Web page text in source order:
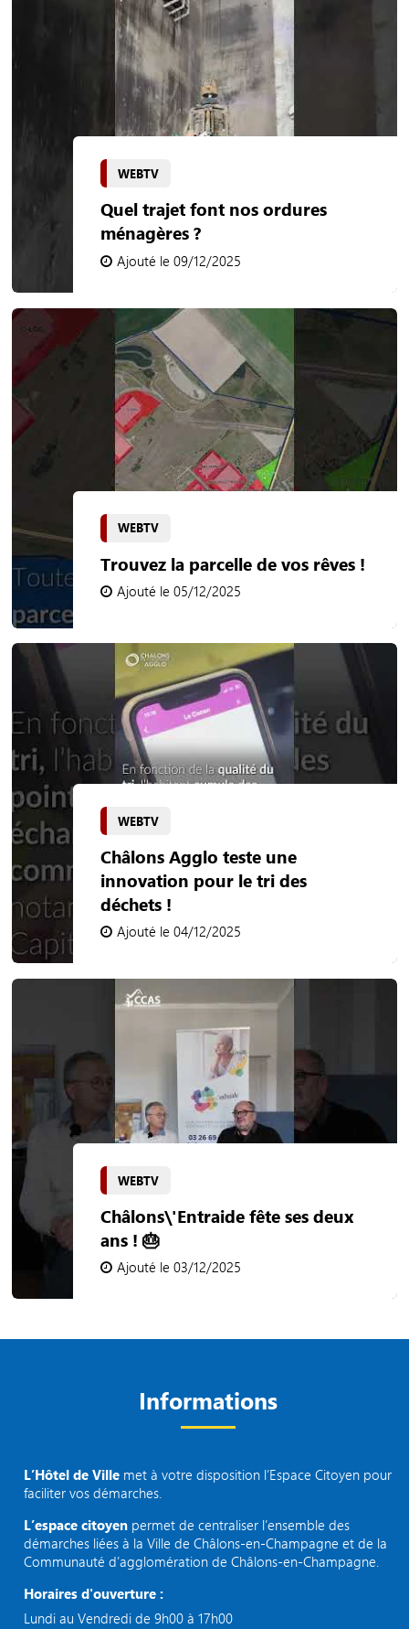
WEBTV
Quel trajet font nos ordures
ménagères ?
Ajouté le 09/12/2025
WEBTV
Trouvez la parcelle de vos rêves !
Ajouté le 05/12/2025
WEBTV
Châlons Agglo teste une
innovation pour le tri des
déchets !
Ajouté le 04/12/2025
WEBTV
Châlons\'Entraide fête ses deux
ans ! 🎂
Ajouté le 03/12/2025
Informations
L’Hôtel de Ville met à votre disposition l’Espace Citoyen pour
faciliter vos démarches.
L’espace citoyen permet de centraliser l’ensemble des
démarches liées à la Ville de Châlons-en-Champagne et de la
Communauté d’agglomération de Châlons-en-Champagne.
Horaires d'ouverture :
Lundi au Vendredi de 9h00 à 17h00